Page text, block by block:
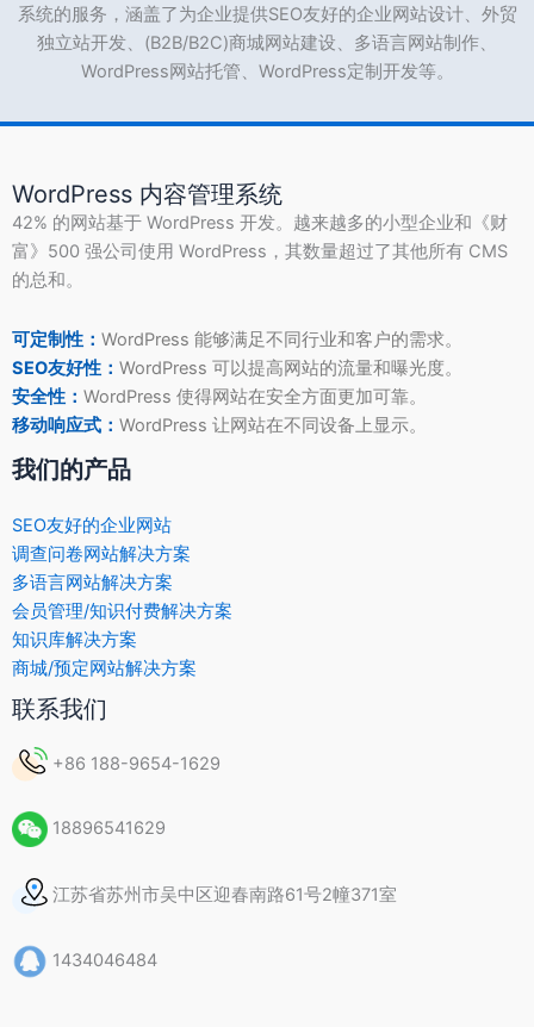
系统的服务，涵盖了为企业提供SEO友好的企业网站设计、外贸
独立站开发、(B2B/B2C)商城网站建设、多语言网站制作、
WordPress网站托管、WordPress定制开发等。
WordPress 内容管理系统
42% 的网站基于 WordPress 开发。越来越多的小型企业和《财
富》500 强公司使用 WordPress，其数量超过了其他所有 CMS
的总和。
可定制性： WordPress 能够满足不同行业和客户的需求。
SEO友好性： WordPress 可以提高网站的流量和曝光度。
安全性： WordPress 使得网站在安全方面更加可靠。
移动响应式： WordPress 让网站在不同设备上显示。
我们的产品
SEO友好的企业网站
调查问卷网站解决方案
多语言网站解决方案
会员管理/知识付费解决方案
知识库解决方案
商城/预定网站解决方案
联系我们
+86 188-9654-1629
18896541629
江苏省苏州市吴中区迎春南路61号2幢371室
1434046484